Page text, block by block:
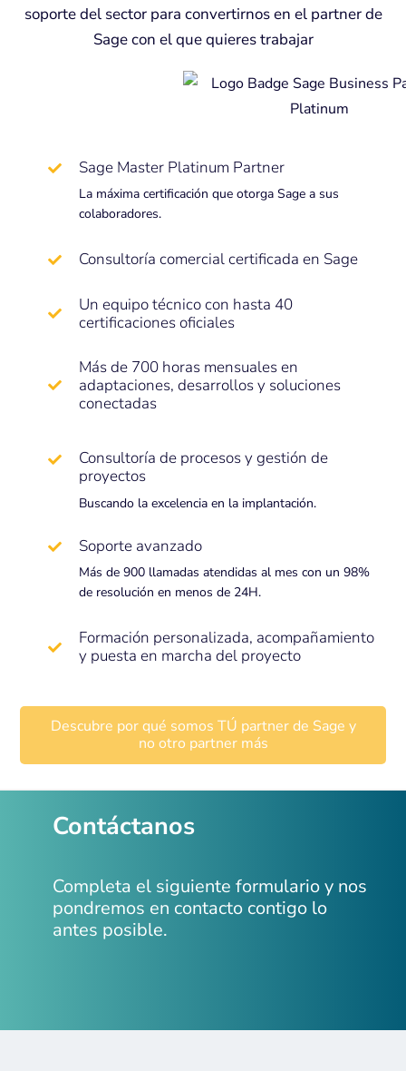
soporte del sector para convertirnos en el partner de
Sage con el que quieres trabajar
Sage Master Platinum Partner
La máxima certificación que otorga Sage a sus
colaboradores.
Consultoría comercial certificada en Sage
Un equipo técnico con hasta 40
certificaciones oficiales
Más de 700 horas mensuales en
adaptaciones, desarrollos y soluciones
conectadas
Consultoría de procesos y gestión de
proyectos
Buscando la excelencia en la implantación.
Soporte avanzado
Más de 900 llamadas atendidas al mes con un 98%
de resolución en menos de 24H.
Formación personalizada, acompañamiento
y puesta en marcha del proyecto
Descubre por qué somos TÚ partner de Sage y
no otro partner más
Contáctanos
Completa el siguiente formulario y nos
pondremos en contacto contigo lo
antes posible.